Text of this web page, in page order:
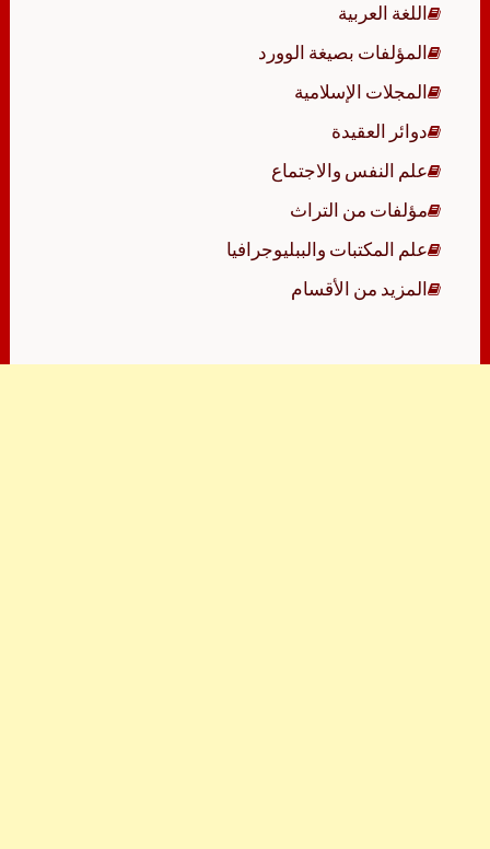
اللغة العربية
المؤلفات بصيغة الوورد
المجلات الإسلامية
دوائر العقيدة
علم النفس والاجتماع
مؤلفات من التراث
علم المكتبات والببليوجرافيا
المزيد من الأقسام